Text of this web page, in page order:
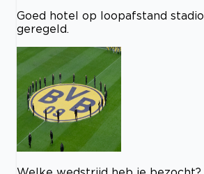
Goed hotel op loopafstand
geregeld.